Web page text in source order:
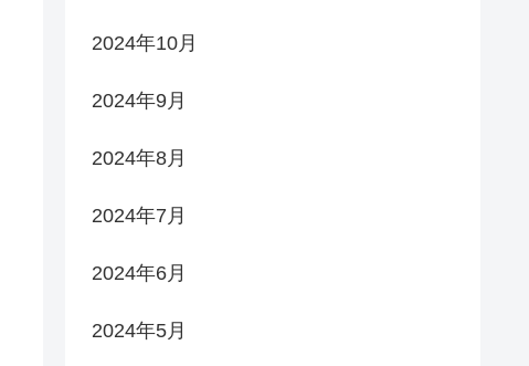
2024年10月
2024年9月
2024年8月
2024年7月
2024年6月
2024年5月